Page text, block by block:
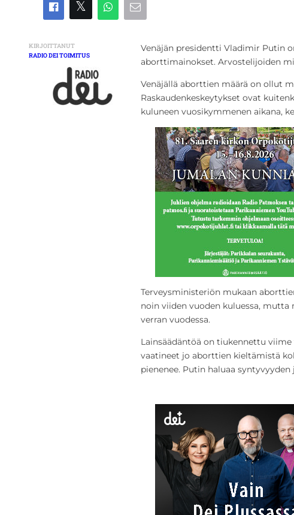
KIRJOITTANUT
RADIO DEI TOIMITUS
Venäjän presidentti Vladimir Putin
aborttimainokset. Arvostelijoiden
Venäjällä aborttien määrä on ollut
Raskaudenkeskeytykset ovat
kuluneen vuosikymmenen aikana,
Terveysministeriön mukaan
noin viiden vuoden kuluessa,
verran vuodessa.
Lainsäädäntöä on tiukennettu
vaatineet jo aborttien kieltämistä
pienenee. Putin haluaa syntyvyyden